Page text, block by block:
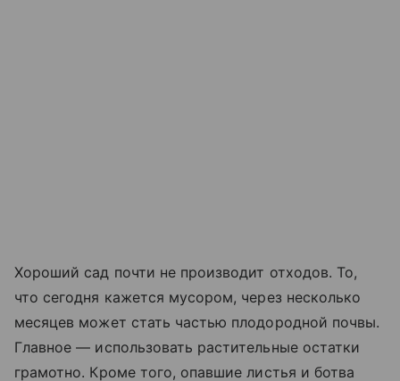
Хороший сад почти не производит отходов. То,
что сегодня кажется мусором, через несколько
месяцев может стать частью плодородной почвы.
Главное — использовать растительные остатки
грамотно. Кроме того, опавшие листья и ботва